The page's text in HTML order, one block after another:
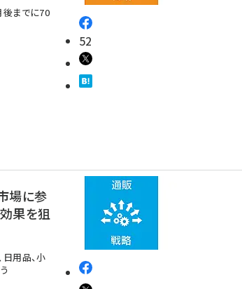
後までに70
52
場に参
果を狙
日用品、小